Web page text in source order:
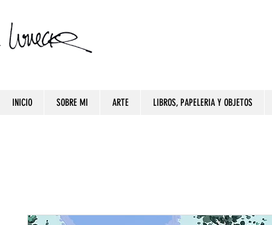
INICIO SOBRE MI ARTE LIBROS, PAPELERIA Y OBJETOS